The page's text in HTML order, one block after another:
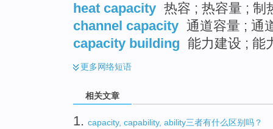
heat capacity 热容 ; 热容量 ; 制
channel capacity 通道容量 ; 通
capacity building 能力建设 ; 能
更多网络短语
相关文章
1. capacity, capability, ability三者有什么区别吗？